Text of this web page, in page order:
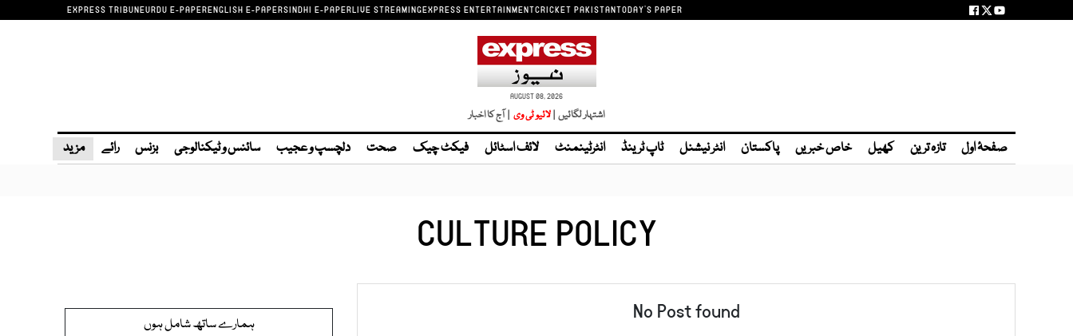
EXPRESS TRIBUNEURDU E-PAPERENGLISH E-PAPERSINDHI E-PAPERLIVE STREAMINGEXPRESS ENTERTAINMENTCRICKET PAKISTANTODAY'S PAPER
AUGUST 08, 2026
اشتہار لگائیں | | آج کا اخبار
صفحۂ اول تازہ ترین کھیل خاص خبریں پاکستان انٹر نیشنل ٹاپ ٹرینڈ انٹرٹینمنٹ لائف اسٹائل فیکٹ چیک صحت دلچسپ و عجیب سائنس و ٹیکنالوجی بزنس رائے مزید
CULTURE POLICY
No Post found ہمارے ساتھ شامل ہوں